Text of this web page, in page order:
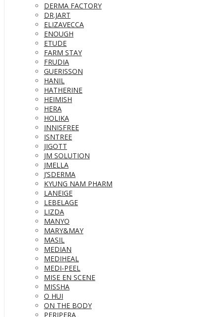
DERMA FACTORY
DR.JART
ELIZAVECCA
ENOUGH
ETUDE
FARM STAY
FRUDIA
GUERISSON
HANIL
HATHERINE
HEIMISH
HERA
HOLIKA
INNISFREE
ISNTREE
JIGOTT
JM SOLUTION
JMELLA
J’SDERMA
KYUNG NAM PHARM
LANEIGE
LEBELAGE
LIZDA
MANYO
MARY&MAY
MASIL
MEDIAN
MEDIHEAL
MEDI-PEEL
MISE EN SCENE
MISSHA
O HUI
ON THE BODY
PERIPERA